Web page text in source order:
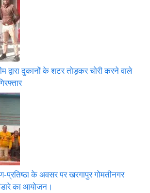
द्वारा दुकानों के शटर तोड़कर चोरी करने वाले
प्रतिष्ठा के अवसर पर खरगापुर गोमतीनगर
का आयोजन।